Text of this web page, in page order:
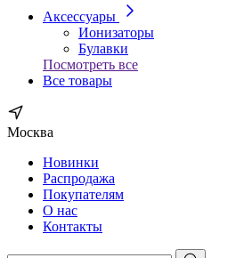
Аксессуары
Ионизаторы
Булавки
Посмотреть все
Все товары
Москва
Новинки
Распродажа
Покупателям
О нас
Контакты